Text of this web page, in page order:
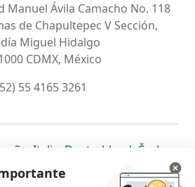
Manuel Ávila Camacho No. 118
de Chapultepec V Sección,
Miguel Hidalgo
CDMX, México
55 4165 3261
nueva pestaña
abre en una nueva pestaña
se abre en una nueva pestaña
Italia se abre en una nueva
Deutschlandse abre en
Česko
en una nueva pestaña
se abre en una nueva pestaña
Chile se abre en una nueva pestaña
Brasil se abre en una nueva
se abre en
se
se abre en una nueva